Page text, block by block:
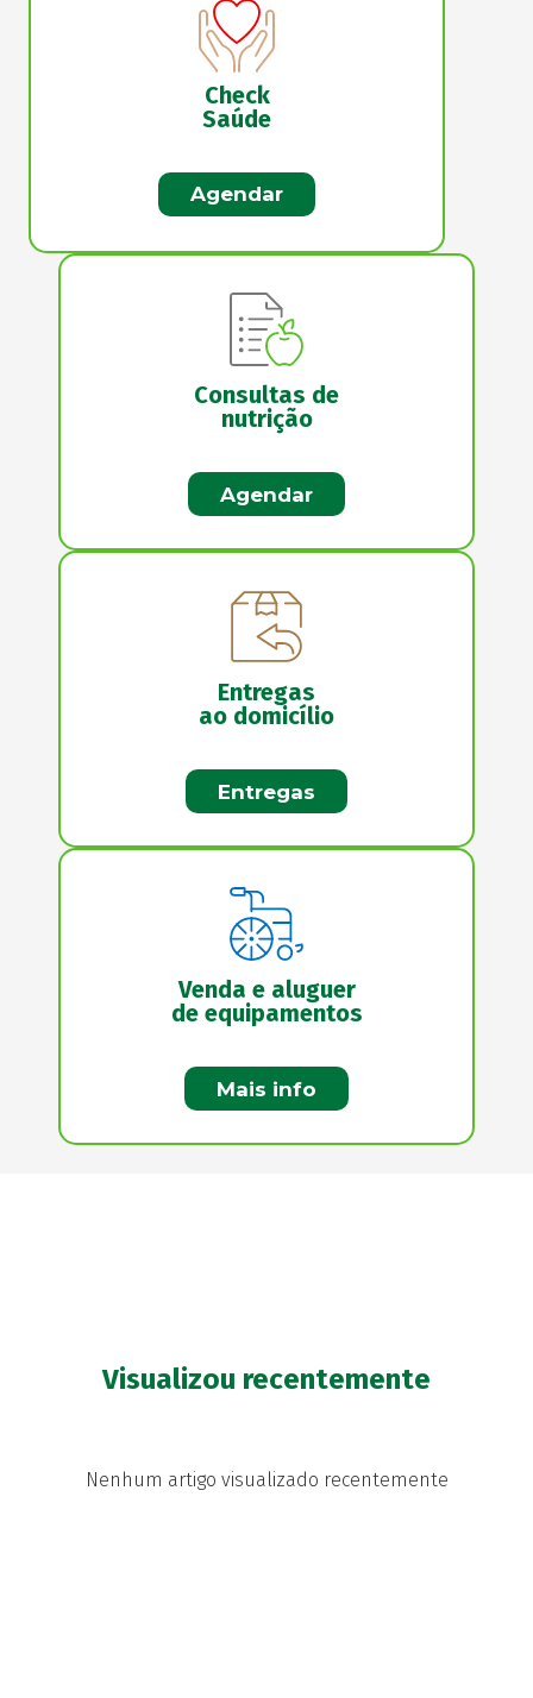
Check
Saúde
Agendar
Consultas de
nutrição
Agendar
Entregas
ao domicílio
Entregas
Venda e aluguer
de equipamentos
Mais info
Visualizou recentemente
Nenhum artigo visualizado recentemente